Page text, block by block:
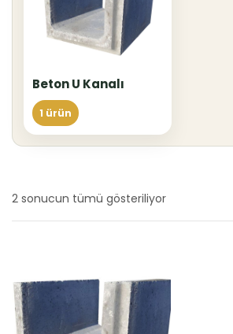
Beton U Kanalı
1 ürün
2 sonucun tümü gösteriliyor
sıralandı